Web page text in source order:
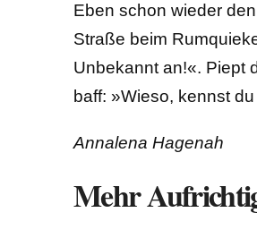
Eben schon wieder
Straße beim
Unbekannt an!«. Piept
baff: »Wieso, kennst
Annalena Hagenah
Mehr